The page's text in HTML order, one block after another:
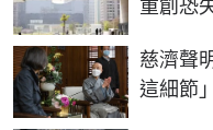
重創恐
慈濟聲
這細節